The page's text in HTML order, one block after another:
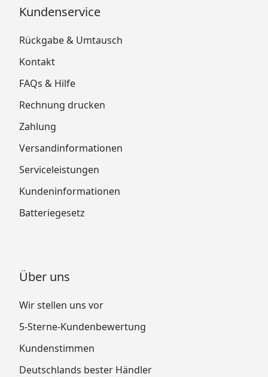
Kundenservice
Rückgabe & Umtausch
Kontakt
FAQs & Hilfe
Rechnung drucken
Zahlung
Versandinformationen
Serviceleistungen
Kundeninformationen
Batteriegesetz
Über uns
Wir stellen uns vor
5-Sterne-Kundenbewertung
Kundenstimmen
Deutschlands bester Händler